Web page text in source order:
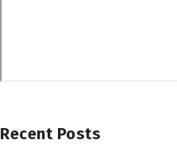
Recent Posts